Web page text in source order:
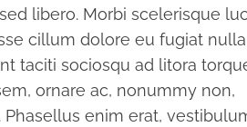
libero. Morbi scelerisque
cillum dolore eu fugiat nulla
taciti sociosqu ad litora
ornare ac, nonummy non,
enim erat,